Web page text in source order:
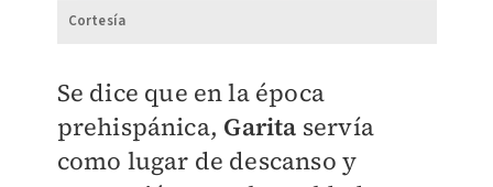
Cortesía
Se dice que en la época
prehispánica, Garita servía
como lugar de descanso y